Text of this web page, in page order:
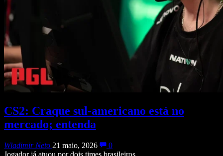
CS2: Craque sul-americano está no
mercado; entenda
Wladimir Neto 21 maio, 2026
0